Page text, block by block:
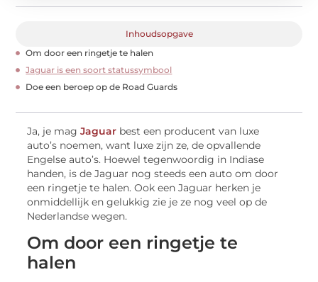
Inhoudsopgave
Om door een ringetje te halen
Jaguar is een soort statussymbool
Doe een beroep op de Road Guards
Ja, je magJaguar best een producent van luxe
auto’s noemen, want luxe zijn ze, de opvallende
Engelse auto’s. Hoewel tegenwoordig in Indiase
handen, is de Jaguar nog steeds een auto om door
een ringetje te halen. Ook een Jaguar herken je
onmiddellijk en gelukkig zie je ze nog veel op de
Nederlandse wegen.
Om door een ringetje te
halen